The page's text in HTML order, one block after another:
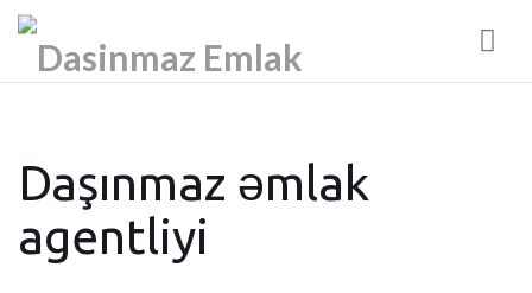
Daşınmaz əmlak
agentliyi